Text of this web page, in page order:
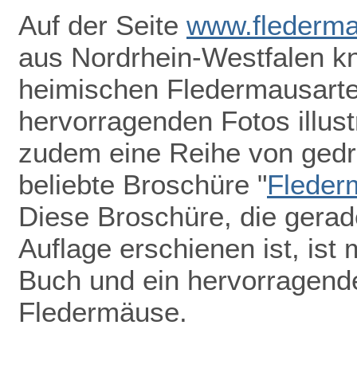
Auf der Seite
aus Nordrhein-Westfalen
heimischen
hervorragenden Fotos
zudem eine Reihe von
beliebte Broschüre "
Diese Broschüre, die
Auflage erschienen ist, ist
Buch und ein
Fledermäuse.